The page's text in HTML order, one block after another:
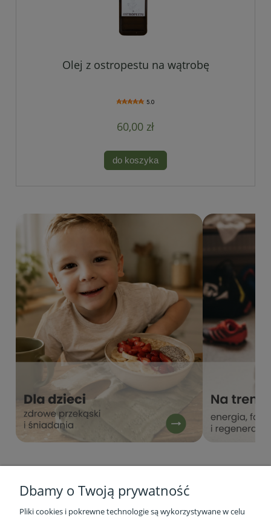
Olej z ostropestu na wątrobę
5.0
60,00 zł
do koszyka
Dbamy o Twoją prywatność
Pliki cookies i pokrewne technologie są wykorzystywane w celu